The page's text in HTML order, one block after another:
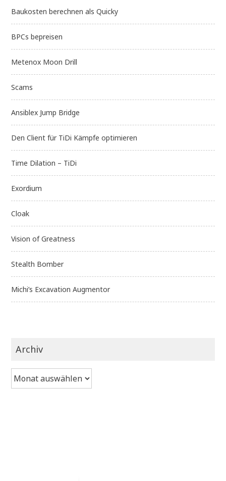
Baukosten berechnen als Quicky
BPCs bepreisen
Metenox Moon Drill
Scams
Ansiblex Jump Bridge
Den Client für TiDi Kämpfe optimieren
Time Dilation – TiDi
Exordium
Cloak
Vision of Greatness
Stealth Bomber
Michi’s Excavation Augmentor
Archiv